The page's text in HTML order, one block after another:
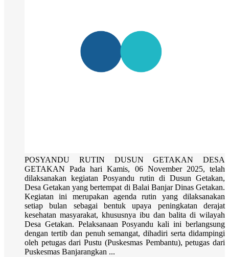
POSYANDU RUTIN DUSUN GETAKAN DESA
GETAKAN Pada hari Kamis, 06 November 2025, telah
dilaksanakan kegiatan Posyandu rutin di Dusun Getakan,
Desa Getakan yang bertempat di Balai Banjar Dinas Getakan.
Kegiatan ini merupakan agenda rutin yang dilaksanakan
setiap bulan sebagai bentuk upaya peningkatan derajat
kesehatan masyarakat, khususnya ibu dan balita di wilayah
Desa Getakan. Pelaksanaan Posyandu kali ini berlangsung
dengan tertib dan penuh semangat, dihadiri serta didampingi
oleh petugas dari Pustu (Puskesmas Pembantu), petugas dari
Puskesmas Banjarangkan ...